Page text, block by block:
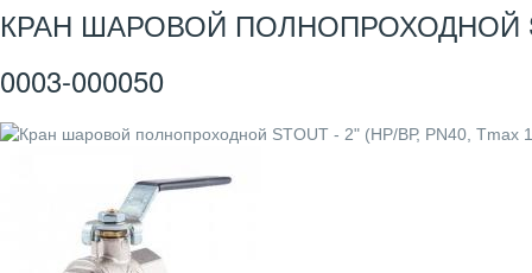
КРАН ШАРОВОЙ ПОЛНОПРОХОДНОЙ
0003-000050